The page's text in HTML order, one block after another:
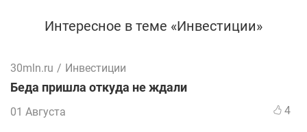
Интересное в теме «Инвестиции»
30mln.ru / Инвестиции
Беда пришла откуда не ждали
01 Августа 4